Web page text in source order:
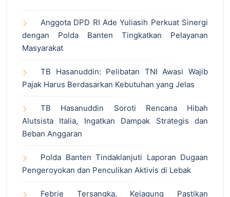
Anggota DPD RI Ade Yuliasih Perkuat Sinergi
dengan Polda Banten Tingkatkan Pelayanan
Masyarakat
TB Hasanuddin: Pelibatan TNI Awasi Wajib
Pajak Harus Berdasarkan Kebutuhan yang Jelas
TB Hasanuddin Soroti Rencana Hibah
Alutsista Italia, Ingatkan Dampak Strategis dan
Beban Anggaran
Polda Banten Tindaklanjuti Laporan Dugaan
Pengeroyokan dan Penculikan Aktivis di Lebak
Febrie Tersangka, Kejagung Pastikan